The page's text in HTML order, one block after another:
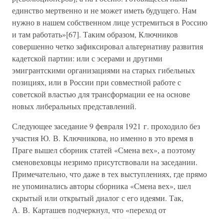
единство мертвенно и не может иметь будущего. Нам
нужно в нашем собственном лице устремиться в Россию
и там работать»[67]. Таким образом, Ключников
совершенно четко зафиксировал альтернативу развития
кадетской партии: или с эсерами и другими
эмигрантскими организациями на старых гибельных
позициях, или в России при совместной работе с
советской властью для трансформации ее на основе
новых либеральных представлений.
Следующее заседание 9 февраля 1921 г. проходило без
участия Ю. В. Ключникова, но именно в это время в
Праге вышел сборник статей «Смена вех», а поэтому
сменовеховцы незримо присутствовали на заседании.
Примечательно, что даже в тех выступлениях, где прямо
не упоминались авторы сборника «Смена вех», шел
скрытый или открытый диалог с его идеями. Так,
А. В. Карташев подчеркнул, что «переход от